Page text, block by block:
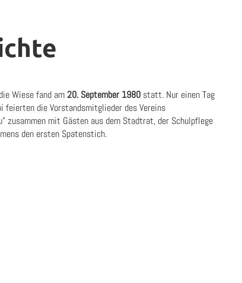
Wiese fand am20. September 1980 statt. Nur einen Tag
feierten die Vorstandsmitglieder des Vereins
zusammen mit Gästen aus dem Stadtrat, der Schulpflege
den ersten Spatenstich.